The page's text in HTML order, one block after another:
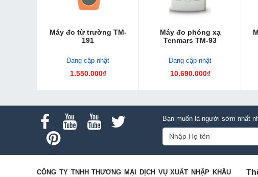
Máy đo từ trường TM-
191
Đang cập nhật
1.550.000₫
Máy đo phóng xạ
Tenmars TM-93
Đang cập nhật
10.690.000₫
Bạn muốn là người sớm nhất
CÔNG TY TNHH THƯƠNG MẠI DỊCH VỤ XUẤT NHẬP KHẨU